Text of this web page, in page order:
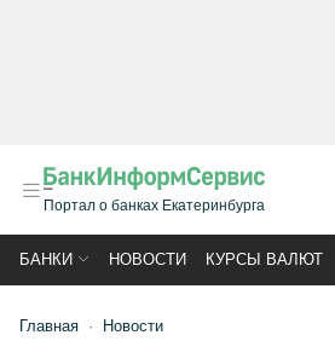
Портал о банках Екатеринбурга
БАНКИ НОВОСТИ КУРСЫ ВАЛЮТ
Главная Новости